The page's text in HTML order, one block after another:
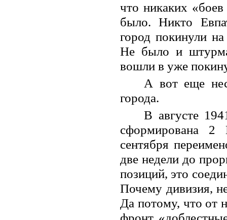
что никаких
было. Никто
город покинули
Не было и
вошли в уже
А вот еще
города.
В августе
сформирована 2
сентября
две недели до
позиций, это
Почему дивизия,
Да потому, что от